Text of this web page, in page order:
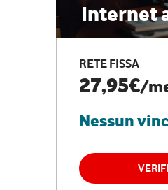
Internet
RETE FISSA
27,95€/
Nessun